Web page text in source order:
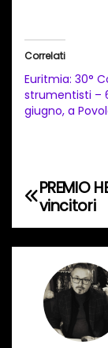
a
m
t
o
i
n
o
Correlati
Euritmia: 30°
strumentisti –
giugno, a
N
a
PREMIO
vincitori